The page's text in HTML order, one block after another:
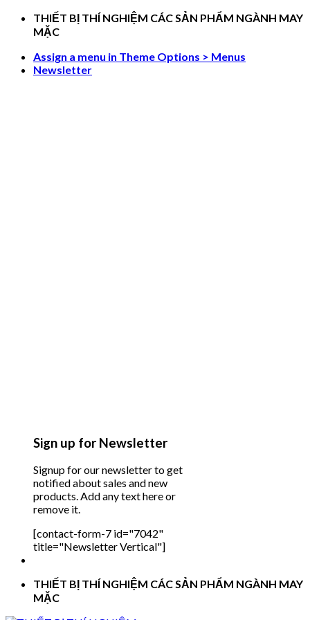
Skip
THIẾT BỊ THÍ NGHIỆM CÁC SẢN PHẨM NGÀNH MAY
MẶC
Assign a menu in Theme Options > Menus
Newsletter
Sign up for Newsletter
Signup for our newsletter to get
notified about sales and new
products. Add any text here or
remove it.
[contact-form-7 id="7042"
title="Newsletter Vertical"]
THIẾT BỊ THÍ NGHIỆM CÁC SẢN PHẨM NGÀNH MAY
MẶC